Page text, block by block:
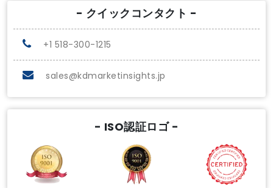
- クイックコンタクト -
+1 518-300-1215
sales@kdmarketinsights.jp
- ISO認証ロゴ -